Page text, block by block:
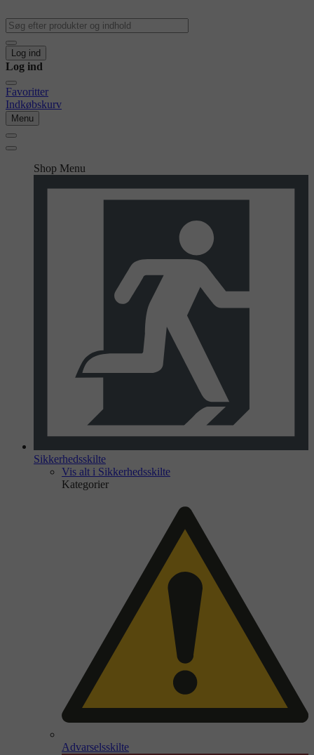
Log ind
Log ind
Favoritter
Indkøbskurv
Menu
Shop Menu
Sikkerhedsskilte
Vis alt i Sikkerhedsskilte
Kategorier
Advarselsskilte